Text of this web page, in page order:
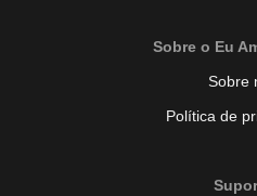
Sobre o Eu
Sobre
Política de